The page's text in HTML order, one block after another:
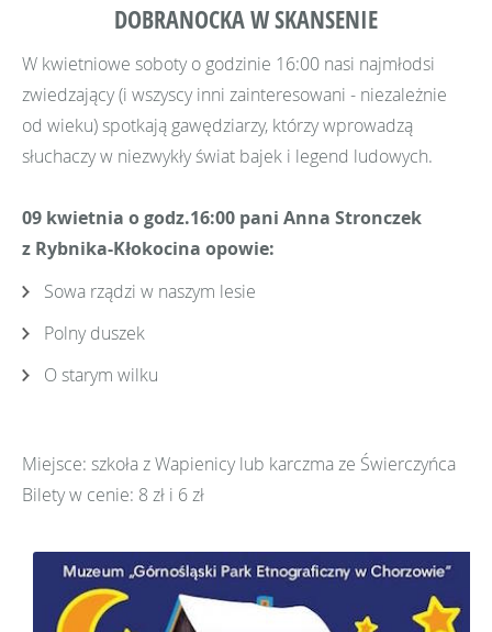
DOBRANOCKA W SKANSENIE
W kwietniowe soboty o godzinie 16:00 nasi najmłodsi
zwiedzający (i wszyscy inni zainteresowani - niezależnie
od wieku) spotkają gawędziarzy, którzy wprowadzą
słuchaczy w niezwykły świat bajek i legend ludowych.
09 kwietnia o godz.16:00 pani Anna Stronczek
z Rybnika-Kłokocina opowie:
Sowa rządzi w naszym lesie
Polny duszek
O starym wilku
Miejsce: szkoła z Wapienicy lub karczma ze Świerczyńca
Bilety w cenie: 8 zł i 6 zł